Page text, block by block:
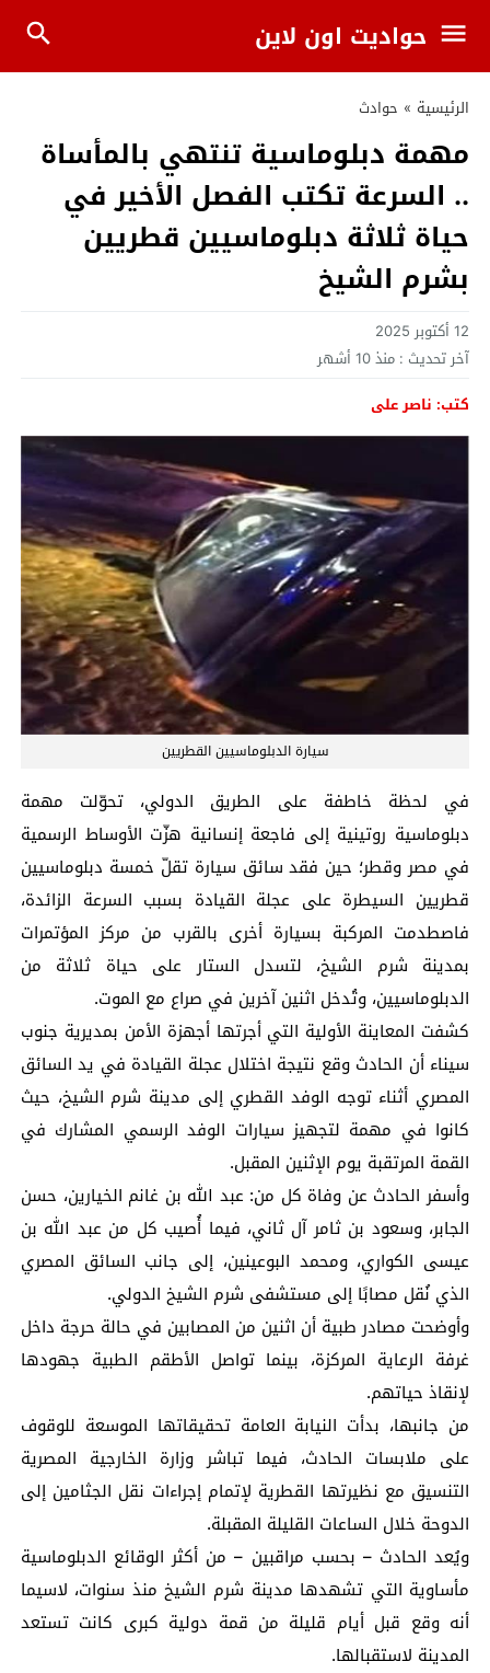
حواديت اون لاين
الرئيسية » حوادث
مهمة دبلوماسية تنتهي بالمأساة
.. السرعة تكتب الفصل الأخير في
حياة ثلاثة دبلوماسيين قطريين
بشرم الشيخ
12 أكتوبر 2025
آخر تحديث : منذ 10 أشهر
كتب: ناصر على
سيارة الدبلوماسيين القطريين
في لحظة خاطفة على الطريق الدولي، تحوّلت مهمة
دبلوماسية روتينية إلى فاجعة إنسانية هزّت الأوساط الرسمية
في مصر وقطر؛ حين فقد سائق سيارة تقلّ خمسة دبلوماسيين
قطريين السيطرة على عجلة القيادة بسبب السرعة الزائدة،
فاصطدمت المركبة بسيارة أخرى بالقرب من مركز المؤتمرات
بمدينة شرم الشيخ، لتسدل الستار على حياة ثلاثة من
الدبلوماسيين، وتُدخل اثنين آخرين في صراع مع الموت.
كشفت المعاينة الأولية التي أجرتها أجهزة الأمن بمديرية جنوب
سيناء أن الحادث وقع نتيجة اختلال عجلة القيادة في يد السائق
المصري أثناء توجه الوفد القطري إلى مدينة شرم الشيخ، حيث
كانوا في مهمة لتجهيز سيارات الوفد الرسمي المشارك في
القمة المرتقبة يوم الإثنين المقبل.
وأسفر الحادث عن وفاة كل من: عبد الله بن غانم الخيارين، حسن
الجابر، وسعود بن ثامر آل ثاني، فيما أُصيب كل من عبد الله بن
عيسى الكواري، ومحمد البوعينين، إلى جانب السائق المصري
الذي نُقل مصابًا إلى مستشفى شرم الشيخ الدولي.
وأوضحت مصادر طبية أن اثنين من المصابين في حالة حرجة داخل
غرفة الرعاية المركزة، بينما تواصل الأطقم الطبية جهودها
لإنقاذ حياتهم.
من جانبها، بدأت النيابة العامة تحقيقاتها الموسعة للوقوف
على ملابسات الحادث، فيما تباشر وزارة الخارجية المصرية
التنسيق مع نظيرتها القطرية لإتمام إجراءات نقل الجثامين إلى
الدوحة خلال الساعات القليلة المقبلة.
ويُعد الحادث – بحسب مراقبين – من أكثر الوقائع الدبلوماسية
مأساوية التي تشهدها مدينة شرم الشيخ منذ سنوات، لاسيما
أنه وقع قبل أيام قليلة من قمة دولية كبرى كانت تستعد
المدينة لاستقبالها.